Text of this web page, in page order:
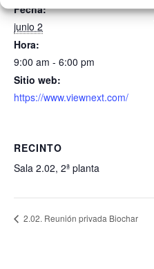
Fecha:
junio 2
Hora:
9:00 am - 6:00 pm
Sitio web:
https://www.viewnext.com/
RECINTO
Sala 2.02, 2ª planta
2.02. Reunión privada Biochar